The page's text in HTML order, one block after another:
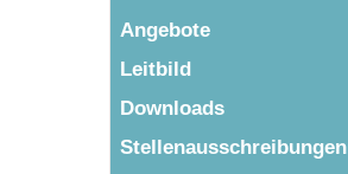
Angebote
Leitbild
Downloads
Stellenausschreibungen